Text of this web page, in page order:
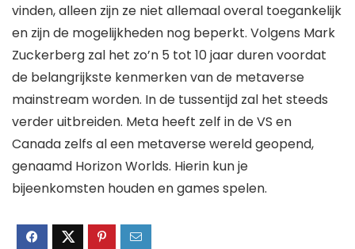
vinden, alleen zijn ze niet allemaal overal toegankelijk
en zijn de mogelijkheden nog beperkt. Volgens Mark
Zuckerberg zal het zo’n 5 tot 10 jaar duren voordat
de belangrijkste kenmerken van de metaverse
mainstream worden. In de tussentijd zal het steeds
verder uitbreiden. Meta heeft zelf in de VS en
Canada zelfs al een metaverse wereld geopend,
genaamd Horizon Worlds. Hierin kun je
bijeenkomsten houden en games spelen.